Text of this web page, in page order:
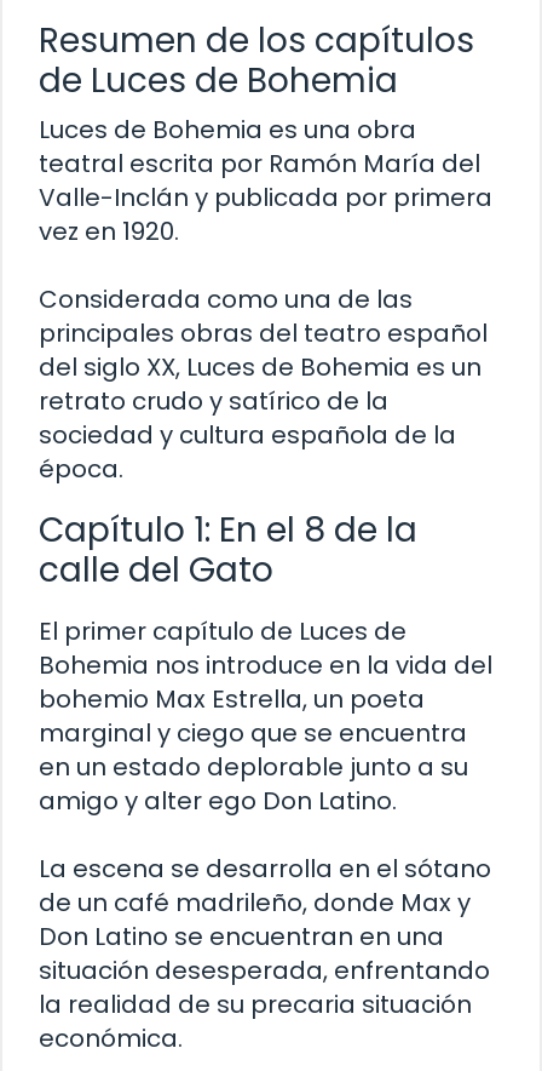
Resumen de los capítulos
de Luces de Bohemia
Luces de Bohemia es una obra
teatral escrita por Ramón María del
Valle-Inclán y publicada por primera
vez en 1920.
Considerada como una de las
principales obras del teatro español
del siglo XX, Luces de Bohemia es un
retrato crudo y satírico de la
sociedad y cultura española de la
época.
Capítulo 1: En el 8 de la
calle del Gato
El primer capítulo de Luces de
Bohemia nos introduce en la vida del
bohemio Max Estrella, un poeta
marginal y ciego que se encuentra
en un estado deplorable junto a su
amigo y alter ego Don Latino.
La escena se desarrolla en el sótano
de un café madrileño, donde Max y
Don Latino se encuentran en una
situación desesperada, enfrentando
la realidad de su precaria situación
económica.